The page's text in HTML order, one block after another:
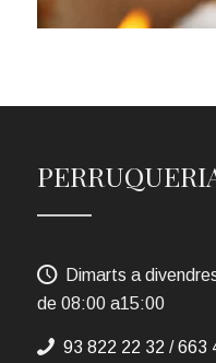
Dimarts a
de 08:00 a15:00
93 822 22 32 /663